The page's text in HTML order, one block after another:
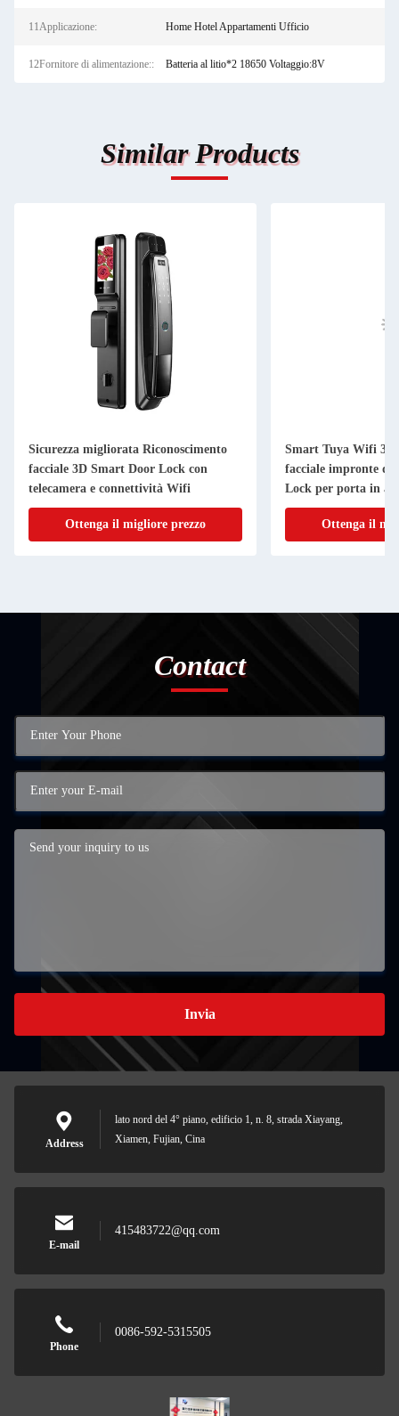
11Applicazione: Home Hotel Appartamenti Ufficio
12Fornitore di alimentazione:: Batteria al litio*2 18650 Voltaggio:8V
Similar Products
Sicurezza migliorata Riconoscimento
facciale 3D Smart Door Lock con
telecamera e connettività Wifi
Ottenga il migliore prezzo
Smart Tuya Wifi 3D
facciale impronte
Lock per porta in
Ottenga il
Contact
Invia
Address
lato nord del 4° piano, edificio 1, n. 8, strada Xiayang,
Xiamen, Fujian, Cina
E-mail
415483722@qq.com
Phone
0086-592-5315505